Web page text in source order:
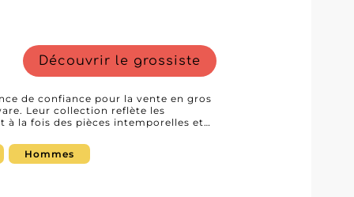
Découvrir le grossiste
de confiance pour la vente en gros
Leur collection reflète les
à la fois des pièces intemporelles et
polyvalents pour tous les jours, la
de toujours trouver des options
vous êtes détaillant
Unidiva Clothing vous offre la
Inscrivez-vous dès aujourd'hui
Hommes